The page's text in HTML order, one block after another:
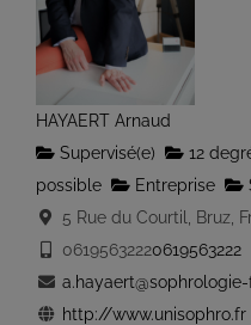
HAYAERT Arnaud
Supervisé(e)
12
possible
Entreprise
5 Rue du Courtil, Bruz,
06195632220619563222
http://www.unisophro.fr